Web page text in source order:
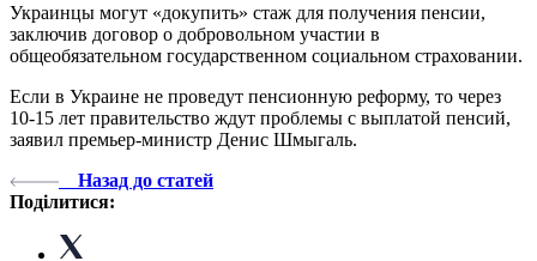
Украинцы могут «докупить» стаж для получения пенсии,
заключив договор о добровольном участии в
общеобязательном государственном социальном страховании.
Если в Украине не проведут пенсионную реформу, то через
10-15 лет правительство ждут проблемы с выплатой пенсий,
заявил премьер-министр Денис Шмыгаль.
Назад до статей
Поділитися: